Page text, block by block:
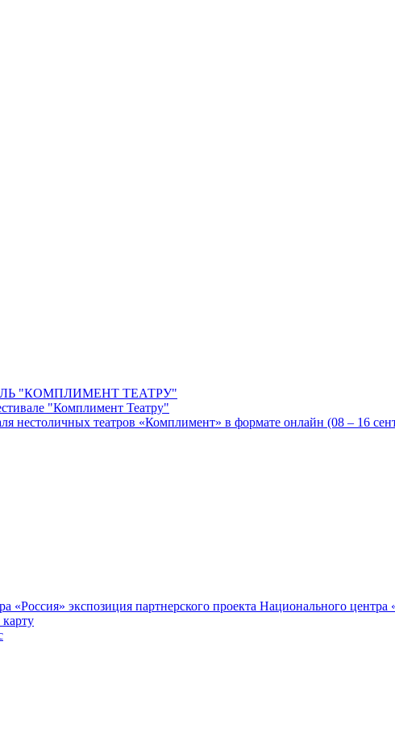
"КОМПЛИМЕНТ ТЕАТРУ"
"Комплимент Театру"
нестоличных театров «Комплимент» в формате онлайн (08 – 16
экспозиция партнерского проекта Национального центра